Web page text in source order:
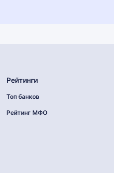
Рейтинги
Топ банков
Рейтинг МФО